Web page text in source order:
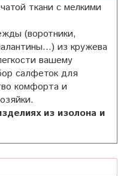
ткани с мелкими
(воротники,
из кружева
вашему
салфеток для
комфорта и
из изолона и